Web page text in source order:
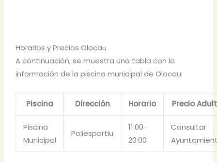
Horarios y Precios Olocau
A continuación, se muestra una tabla con la
información de la piscina municipal de Olocau:
Piscina Dirección Horario Precio
Piscina
Municipal
Poliesportiu
11:00-
20:00
Consultar